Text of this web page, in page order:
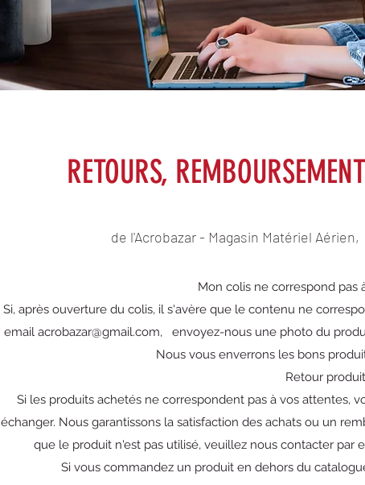
RETOURS,
de l'Acrobazar - Magasin Matériel
Mon colis ne correspond pas
Si, après ouverture du colis, il s'avère que le contenu ne
email acrobazar@gmail.com, envoyez-nous une photo du
Nous vous enverrons les bons
Retour produit
Si les produits achetés ne correspondent pas à vos attentes,
échanger. Nous garantissons la satisfaction des achats ou un
que le produit n'est pas utilisé, veuillez nous contacter par
Si vous commandez un produit en dehors du